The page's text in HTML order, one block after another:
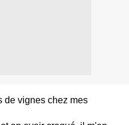
de vignes chez mes